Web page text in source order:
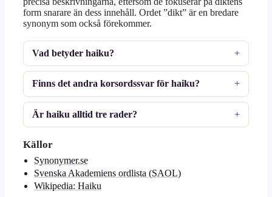
form snarare än dess innehåll. Ordet ”dikt” är en bredare
synonym som också förekommer.
Vad betyder haiku?
Finns det andra korsordssvar för haiku?
Är haiku alltid tre rader?
Källor
Synonymer.se
Svenska Akademiens ordlista (SAOL)
Wikipedia: Haiku